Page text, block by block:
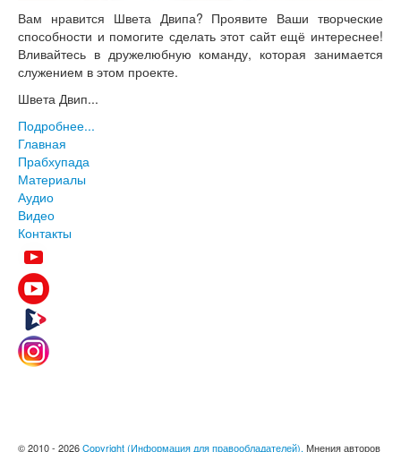
Вам нравится Швета Двипа? Проявите Ваши творческие
способности и помогите сделать этот сайт ещё интереснее!
Вливайтесь в дружелюбную команду, которая занимается
служением в этом проекте.
Швета Двип...
Подробнее...
Главная
Прабхупада
Материалы
Аудио
Видео
Контакты
© 2010 - 2026Copyright (Информация для правообладателей). Мнения авторов